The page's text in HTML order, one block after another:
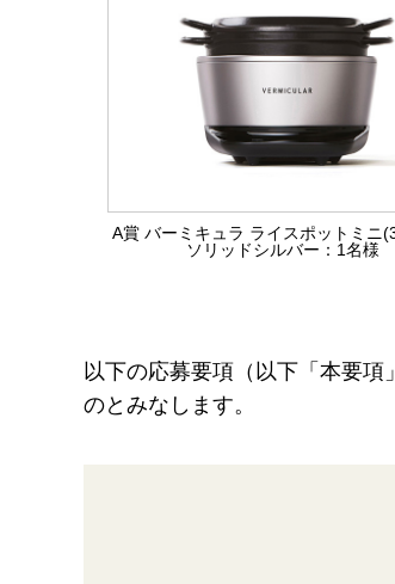
A賞 バーミキュラ ライスポットミニ
ソリッドシルバー：1名様
以下の応募要項（以下「本要
のとみなします。